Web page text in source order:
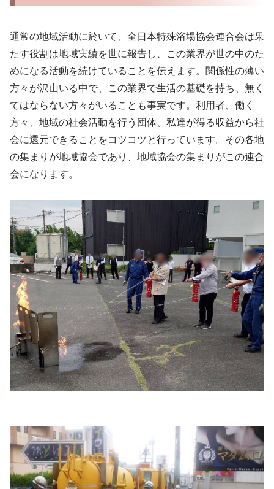
通常の地域活動に於いて、全日本特殊浴場協会連合会は果
たす役割は地域実績を世に報告し、この業界が世の中のた
めになる活動を続けていることを伝えます。関係性の薄い
方々が沢山いる中で、この業界で生活の基礎を持ち、無く
てはならない方々がいることも事実です。利用者、働く
方々、地域の社会活動を行う団体、私達が得る収益から社
会に還元できることをコツコツと行っています。その各地
の集まりが地域協会であり、地域協会の集まりがこの連合
会になります。